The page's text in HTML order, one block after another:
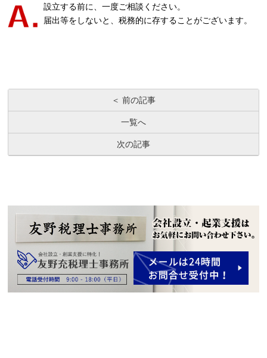
設立する前に、一度ご相談ください。
届出等をしないと、税務的に存することがございます。
＜ 前の記事
一覧へ
次の記事